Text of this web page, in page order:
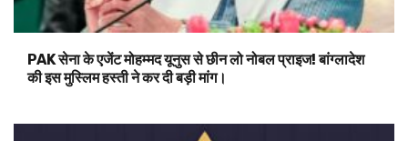
PAK सेना के एजेंट मोहम्मद यूनुस से छीन लो नोबल प्राइज! बांग्लादेश
की इस मुस्लिम हस्ती ने कर दी बड़ी मांग।